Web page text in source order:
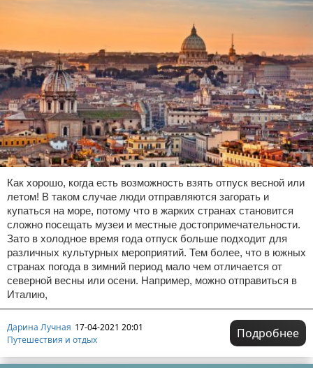
Как хорошо, когда есть возможность взять отпуск весной или
летом! В таком случае люди отправляются загорать и
купаться на море, потому что в жарких странах становится
сложно посещать музеи и местные достопримечательности.
Зато в холодное время года отпуск больше подходит для
различных культурных мероприятий. Тем более, что в южных
странах погода в зимний период мало чем отличается от
северной весны или осени. Например, можно отправиться в
Италию,
Дарина Лучная 17-04-2021 20:01
Путешествия и отдых
Подробнее